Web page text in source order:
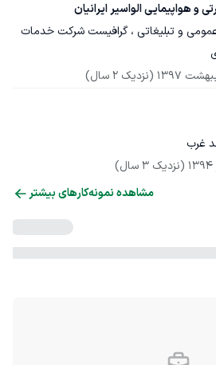
هواپیمایی الواسیر ایرانیان
و تبلیغاتی ، گرافیست شرکت خدمات
(نزدیک 2 سال)
غرب
(نزدیک 3 سال)
مشاهده نمونه‌کارهای بیشتر